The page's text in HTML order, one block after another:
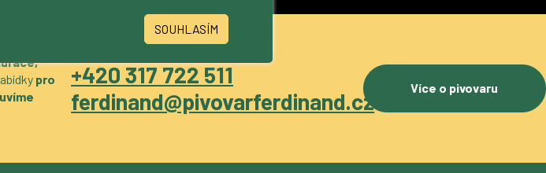
SOUHLASÍM
pro
+420 317 722 511
ferdinand@pivovarferdinand.cz
Více o pivovaru